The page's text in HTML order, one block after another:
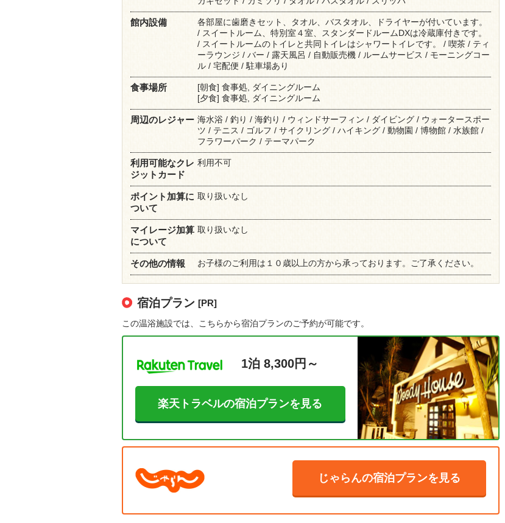
館内設備
各部屋に歯磨きセット、タオル、バスタオル、ドライヤーが付いています。
/ スイートルーム、特別室４室、スタンダードルームDXは冷蔵庫付きです。
/ スイートルームのトイレと共同トイレはシャワートイレです。 / 喫茶 / ティ
ーラウンジ / バー / 露天風呂 / 自動販売機 / ルームサービス / モーニングコー
ル / 宅配便 / 駐車場あり
食事場所
[朝食] 食事処, ダイニングルーム
[夕食] 食事処, ダイニングルーム
周辺のレジャー 海水浴 / 釣り / 海釣り / ウィンドサーフィン / ダイビング / ウォータースポー
ツ / テニス / ゴルフ / サイクリング / ハイキング / 動物園 / 博物館 / 水族館 /
フラワーパーク / テーマパーク
利用可能なクレ
ジットカード
利用不可
ポイント加算に
ついて
取り扱いなし
マイレージ加算
について
取り扱いなし
その他の情報 お子様のご利用は１０歳以上の方から承っております。ご了承ください。
宿泊プラン [PR]
この温浴施設では、こちらから宿泊プランのご予約が可能です。
1泊 8,300円～
楽天トラベルの宿泊プランを見る
じゃらんの宿泊プランを見る